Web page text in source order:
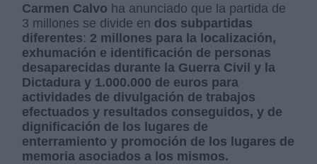
Carmen Calvo ha anunciado que la partida de
3 millones se divide en dos subpartidas
diferentes: 2 millones para la localización,
exhumación e identificación de personas
desaparecidas durante la Guerra Civil y la
Dictadura y 1.000.000 de euros para
actividades de divulgación de trabajos
efectuados y resultados conseguidos, y de
dignificación de los lugares de
enterramiento y promoción de los lugares de
memoria asociados a los mismos.